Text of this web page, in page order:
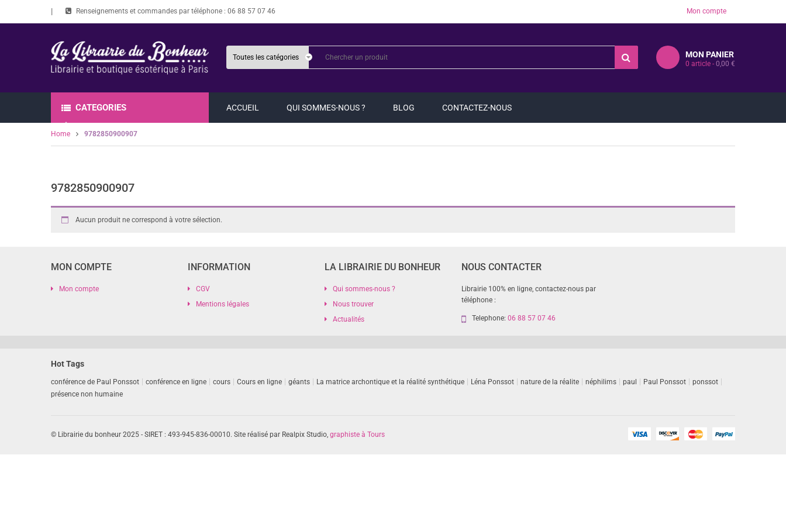
Renseignements et commandes par téléphone : 06 88 57 07 46 Mon compte
MON PANIER
0 article - 0,00 €
CATEGORIES ACCUEIL QUI SOMMES-NOUS ? BLOG CONTACTEZ-NOUS
Home 9782850900907
9782850900907
Aucun produit ne correspond à votre sélection.
MON COMPTE
Mon compte
INFORMATION
CGV
Mentions légales
LA LIBRAIRIE DU BONHEUR
Qui sommes-nous ?
Nous trouver
Actualités
NOUS CONTACTER
Librairie 100% en ligne, contactez-nous par
téléphone :
Telephone: 06 88 57 07 46
Hot Tags
conférence de Paul Ponssot conférence en ligne cours Cours en ligne géants La matrice archontique et la réalité synthétique Léna Ponssot nature de la réalite néphilims paul Paul Ponssot
ponssot
présence non humaine
© Librairie du bonheur 2025 - SIRET : 493-945-836-00010. Site réalisé par Realpix Studio, graphiste à Tours